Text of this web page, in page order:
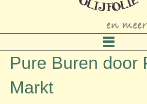
Pure Buren door
Markt